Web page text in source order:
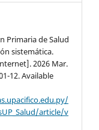
Primaria de Salud
sistemática.
2026 Mar.
12. Available
article/v